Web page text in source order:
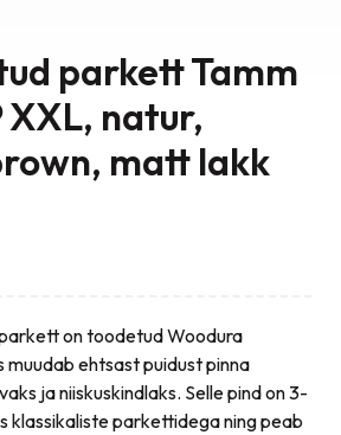
parkett Tamm
XXL, natur,
matt lakk
on toodetud Woodura
muudab ehtsast puidust pinna
ja niiskuskindlaks. Selle pind on 3-
klassikaliste parkettidega ning peab